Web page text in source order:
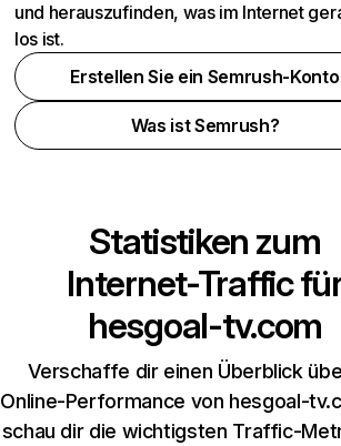
und herauszufinden, was im Internet
los ist.
Erstellen Sie ein Semrush-Konto
Was ist Semrush?
Statistiken zum
Internet-Traffic
hesgoal-tv.com
Verschaffe dir einen Überblick
Online-Performance von hesgoal-
schau dir die wichtigsten Traffic-